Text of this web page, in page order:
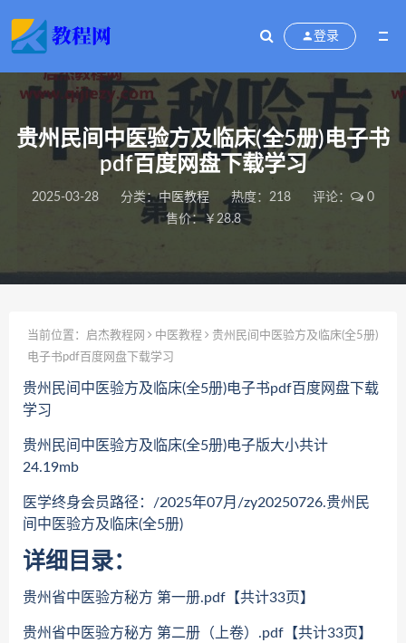
登录
贵州民间中医验方及临床(全5册)电子书
pdf百度网盘下载学习
2025-03-28 分类：中医教程 热度：218 评论：
0
售价：￥28.8
当前位置： 启杰教程网 中医教程
贵州民间中医验方及临床(全5册)
电子书pdf百度网盘下载学习
贵州民间中医验方及临床(全5册)电子书pdf百度网盘下载
学习
贵州民间中医验方及临床(全5册)电子版大小共计
24.19mb
医学终身会员路径：/2025年07月/zy20250726.贵州民
间中医验方及临床(全5册)
详细目录：
贵州省中医验方秘方 第一册.pdf【共计33页】
贵州省中医验方秘方 第二册（上卷）.pdf【共计33页】